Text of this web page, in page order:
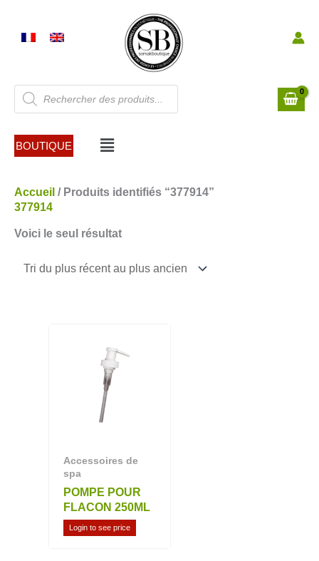
contenu
Recherche
de
produits
BOUTIQUE Menu
Accueil / Produits identifiés “377914”
377914
Voici le seul résultat
Accessoires de
spa
POMPE POUR
FLACON 250ML
Login to see price